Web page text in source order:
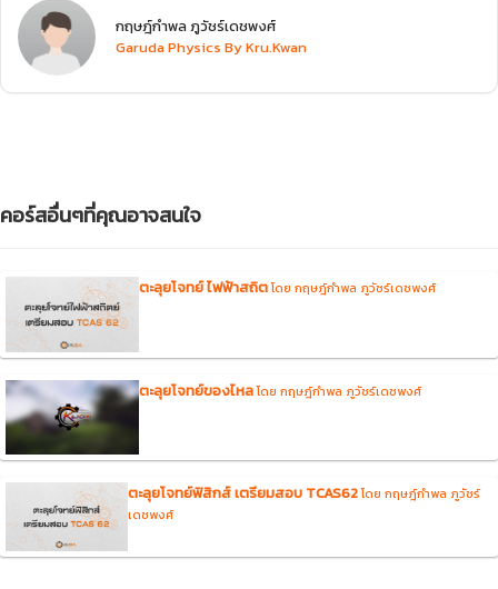
กฤษฎ์กำพล ภูวัชร์เดชพงศ์
Garuda Physics By Kru.Kwan
คอร์สอื่นๆที่คุณอาจสนใจ
ตะลุยโจทย์ ไฟฟ้าสถิตโดย กฤษฎ์กำพล ภูวัชร์เดชพงศ์
ตะลุยโจทย์ของไหลโดย กฤษฎ์กำพล ภูวัชร์เดชพงศ์
ตะลุยโจทย์ฟิสิกส์ เตรียมสอบ TCAS62โดย กฤษฎ์กำพล ภูวัชร์
เดชพงศ์